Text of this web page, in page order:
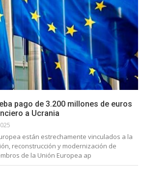
pago de 3.200 millones de euros
a Ucrania
están estrechamente vinculados a la
reconstrucción y modernización de
de la Unión Europea ap